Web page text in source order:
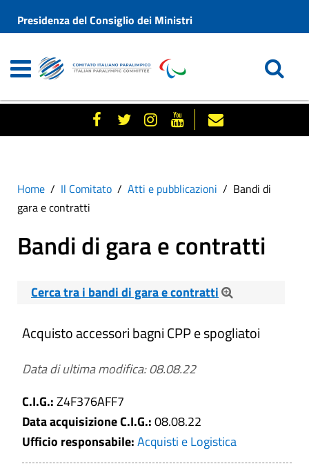
Presidenza del Consiglio dei Ministri
Home Il Comitato Atti e pubblicazioni
Bandi di
gara e contratti
Bandi di gara e contratti
Cerca tra i bandi di gara e contratti
Cerca tra i Bandi di gara e contratti
Titolo
Numero
Acquisto accessori bagni CPP e spogliatoi
Data di ultima modifica: 08.08.22
C.I.G.:Z4F376AFF7
Data acquisizione C.I.G.:08.08.22
Ufficio responsabile:Acquisti e Logistica